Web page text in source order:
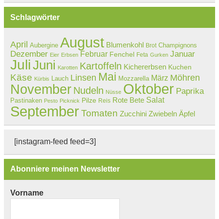
Schlagwörter
April Aubergine August Blumenkohl Brot Champignons
Dezember Eier Erbsen Februar Fenchel Feta Gurken Januar
JuliJuni Karotten Kartoffeln Kichererbsen Kuchen
Käse Kürbis Lauch Linsen Mai Mozzarella März Möhren
November Nudeln Nüsse Oktober Paprika
Pastinaken Pesto Picknick Pilze Reis Rote Bete Salat
September Tomaten Zucchini Zwiebeln Äpfel
[instagram-feed feed=3]
Abonniere meinen Newsletter
Vorname